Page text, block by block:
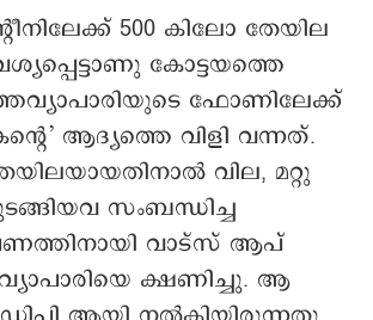
500 കിലോ തേയില
കോട്ടയത്തെ
ഫോണിലേക്ക്
ആദ്യത്തെ വിളി വന്നത്.
വില, മറ്റു
സംബന്ധിച്ച
വാട്സ് ആപ്
വ്യാപാരിയെ ക്ഷണിച്ചു. ആ